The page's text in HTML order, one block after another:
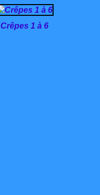
Crêpes 1 à 6